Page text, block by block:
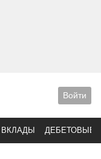
Войти
ВКЛАДЫ ДЕБЕТОВЫЕ